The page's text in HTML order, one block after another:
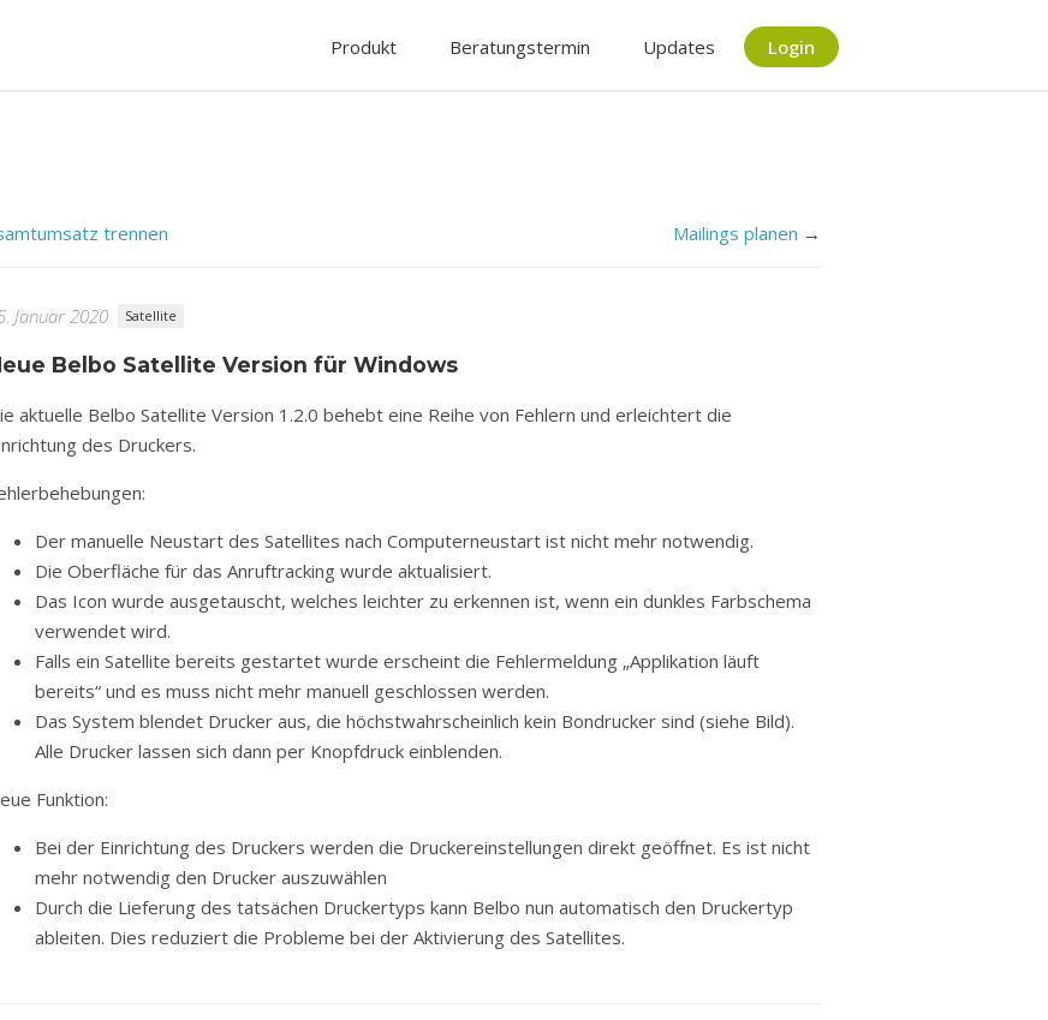
Produkt Beratungstermin Updates Login
trennen Mailings planen →
Januar 2020 Satellite
Belbo Satellite Version für Windows
aktuelle Belbo Satellite Version 1.2.0 behebt eine Reihe von Fehlern und erleichtert die
des Druckers.
Der manuelle Neustart des Satellites nach Computerneustart ist nicht mehr notwendig.
Die Oberfläche für das Anruftracking wurde aktualisiert.
Das Icon wurde ausgetauscht, welches leichter zu erkennen ist, wenn ein dunkles Farbschema
verwendet wird.
Falls ein Satellite bereits gestartet wurde erscheint die Fehlermeldung „Applikation läuft
bereits“ und es muss nicht mehr manuell geschlossen werden.
Das System blendet Drucker aus, die höchstwahrscheinlich kein Bondrucker sind (siehe Bild).
Alle Drucker lassen sich dann per Knopfdruck einblenden.
Funktion:
Bei der Einrichtung des Druckers werden die Druckereinstellungen direkt geöffnet. Es ist nicht
mehr notwendig den Drucker auszuwählen
Durch die Lieferung des tatsächen Druckertyps kann Belbo nun automatisch den Druckertyp
ableiten. Dies reduziert die Probleme bei der Aktivierung des Satellites.